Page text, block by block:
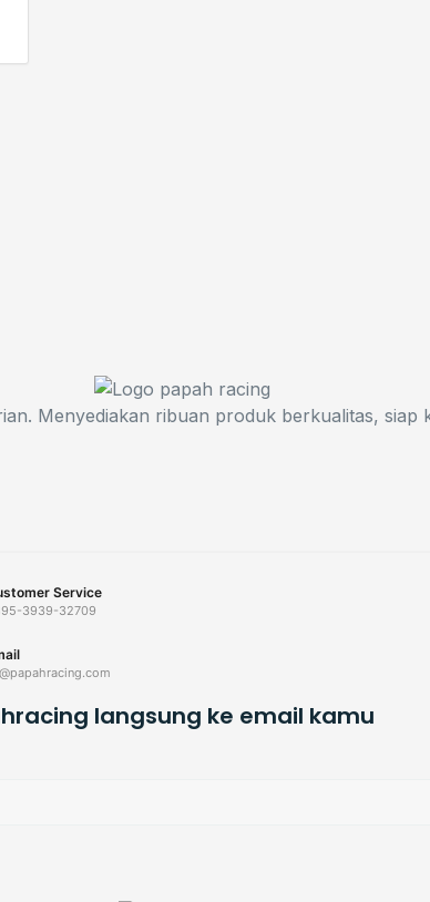
Menyediakan ribuan produk berkualitas, siap
Service
3939-32709
langsung ke email kamu